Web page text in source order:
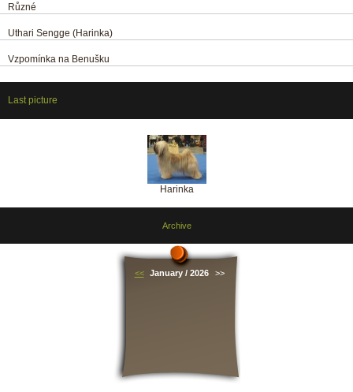
Různé
Uthari Sengge (Harinka)
Vzpomínka na Benušku
Last picture
Harinka
Archive
<< January / 2026 >>